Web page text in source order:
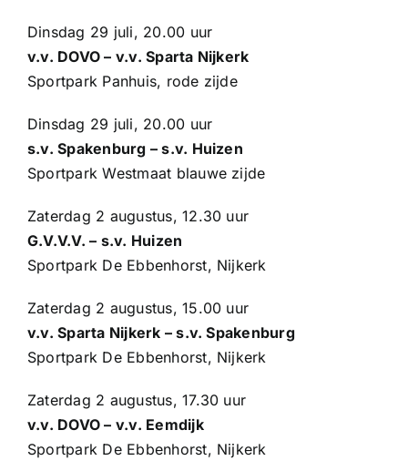
Dinsdag 29 juli, 20.00 uur
v.v. DOVO – v.v. Sparta Nijkerk
Sportpark Panhuis, rode zijde
Dinsdag 29 juli, 20.00 uur
s.v. Spakenburg – s.v. Huizen
Sportpark Westmaat blauwe zijde
Zaterdag 2 augustus, 12.30 uur
G.V.V.V. – s.v. Huizen
Sportpark De Ebbenhorst, Nijkerk
Zaterdag 2 augustus, 15.00 uur
v.v. Sparta Nijkerk – s.v. Spakenburg
Sportpark De Ebbenhorst, Nijkerk
Zaterdag 2 augustus, 17.30 uur
v.v. DOVO – v.v. Eemdijk
Sportpark De Ebbenhorst, Nijkerk